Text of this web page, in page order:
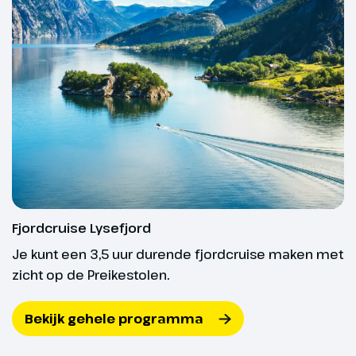
Fjordcruise Lysefjord
Je kunt een 3,5 uur durende fjordcruise maken met
zicht op de Preikestolen.
Bekijk gehele programma
streek (optioneel, € 79,- p.p., bij
boeking opgeven).
Optioneel
Fjordcruise Lysefjord
Fjordcruise (€ 79,- p.p.)
heeft.
Valuta
Deense Kronen (DKK)
Beschik je over een goede basisconditie? Dan ben
je fit genoeg om mee te gaan op onze rondreizen.
Op onze rondreizen wordt veel gelopen en we
verblijven onderweg in diverse hotels. Een dagje in